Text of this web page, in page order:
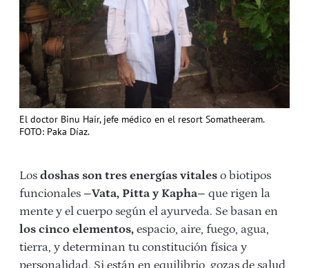
El doctor Binu Hair, jefe médico en el resort Somatheeram.
FOTO: Paka Díaz.
Los doshas son tres energías vitales o biotipos
funcionales –Vata, Pitta y Kapha– que rigen la
mente y el cuerpo según el ayurveda. Se basan en
los cinco elementos, espacio, aire, fuego, agua,
tierra, y determinan tu constitución física y
personalidad. Si están en equilibrio, gozas de salud,